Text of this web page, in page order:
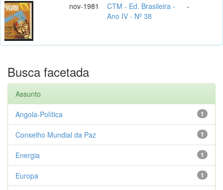
nov-1981
CTM - Ed. Brasileira -
Ano IV - Nº 38
-
Busca facetada
Assunto
1
Angola-Política
1
Conselho Mundial da Paz
1
Energia
1
Europa